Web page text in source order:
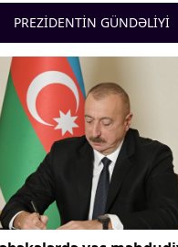
PREZİDENTİN GÜNDƏLİYİ